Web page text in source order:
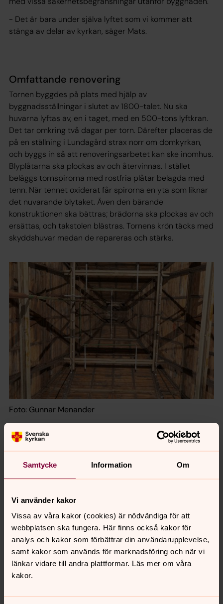
Samtycke Information Om
Vi använder kakor
Vissa av våra kakor (cookies) är nödvändiga för att
webbplatsen ska fungera. Här finns också kakor för
analys och kakor som förbättrar din användarupplevelse,
samt kakor som används för marknadsföring och när vi
länkar vidare till andra plattformar. Läs mer om våra
kakor.
- Det är bara under själva lyftet som vi kommer att
stänga av delar av kyrkan, säger Mats.
Omfattande renovering
Tornen byggdes på plats med hjälp av
byggnadsställningar i slutet av 1800-talet. Nu ska
huvarna lyftas av, en i taget, med en 500-tons lyftkran.
Det tar omkring två dagar per torn. Därefter placeras de
på en ställning i Lundagård strax norr om domkyrkan,
och byggs in så att renoveringsarbetet kan ske inomhus.
Blyplåtarna ska plockas av och återvinnas. I stället
beläggs tornspirorna med rostfria plåtar belagda med
tenn. När tennet oxiderat får spirorna en yta som liknar
det nuvarande blytaket. Även den bärande
konstruktionen ska bättras; brädorna ska plockas av och
ersättas, och takstolen blästras. Tornens krön täcks med
skyddshuvar medan de repareras och stärks.
Foto: Gunnar Menander
Renoveringen ingår i kyrkans långsiktiga vård- och
underhållningsplan. Projektet finansieras av domkyrkan
och med kyrkoantikvarisk ersättning genom
Projektavslut och jubileumsfirande
Förhoppningen är att de nya spirorna ska vara på plats
när kryptans 900-årsjubileum ska firas i början av nästa
år.